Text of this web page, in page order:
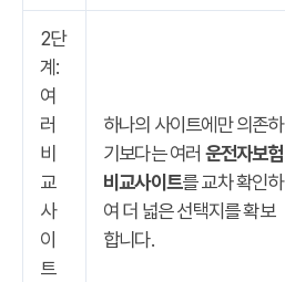
2단
계:
여
러
비
교
사
이
트
하나의 사이트에만 의존하
기보다는 여러 운전자보험
비교사이트를 교차 확인하
여 더 넓은 선택지를 확보
합니다.